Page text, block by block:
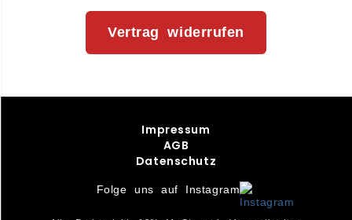
Vertrag widerrufen
Impressum
AGB
Datenschutz
Folge uns auf Instagram